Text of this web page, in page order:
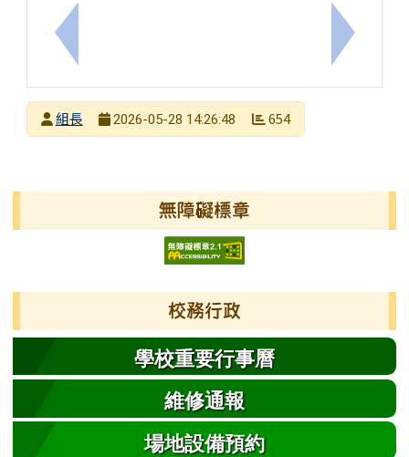
上一筆：教育部「教育家」網站115年度徵件活動下一筆：
發布者
組長
2026-05-28 14:26:48 654
無障礙標章
校務行政
學校重要行事曆
維修通報
場地設備預約